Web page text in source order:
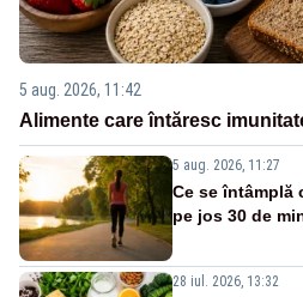
5 aug. 2026, 11:42
Alimente care întăresc
5 aug. 2026, 11:27
Ce se întâmplă
pe jos 30 de
28 iul. 2026, 13:32